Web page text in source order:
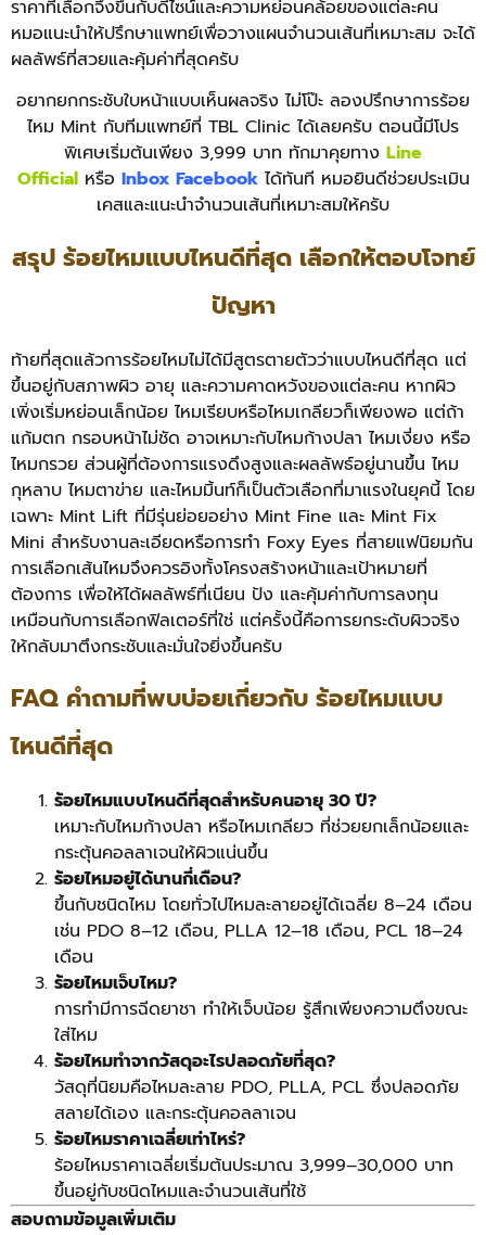
ราคาที่เลือกจึงขึ้นกับดีไซน์และความหย่อนคล้อยของแต่ละคน
หมอแนะนำให้ปรึกษาแพทย์เพื่อวางแผนจำนวนเส้นที่เหมาะสม จะได้
ผลลัพธ์ที่สวยและคุ้มค่าที่สุดครับ
อยากยกกระชับใบหน้าแบบเห็นผลจริง ไม่โป๊ะ ลองปรึกษาการร้อย
ไหม Mint กับทีมแพทย์ที่ TBL Clinic ได้เลยครับ ตอนนี้มีโปร
พิเศษเริ่มต้นเพียง 3,999 บาท ทักมาคุยทาง Line
Officialหรือ Inbox Facebookได้ทันที หมอยินดีช่วยประเมิน
เคสและแนะนำจำนวนเส้นที่เหมาะสมให้ครับ
สรุป ร้อยไหมแบบไหนดีที่สุด เลือกให้ตอบโจทย์
ปัญหา
ท้ายที่สุดแล้วการร้อยไหมไม่ได้มีสูตรตายตัวว่าแบบไหนดีที่สุด แต่
ขึ้นอยู่กับสภาพผิว อายุ และความคาดหวังของแต่ละคน หากผิว
เพิ่งเริ่มหย่อนเล็กน้อย ไหมเรียบหรือไหมเกลียวก็เพียงพอ แต่ถ้า
แก้มตก กรอบหน้าไม่ชัด อาจเหมาะกับไหมก้างปลา ไหมเงี่ยง หรือ
ไหมกรวย ส่วนผู้ที่ต้องการแรงดึงสูงและผลลัพธ์อยู่นานขึ้น ไหม
กุหลาบ ไหมตาข่าย และไหมมิ้นท์ก็เป็นตัวเลือกที่มาแรงในยุคนี้ โดย
เฉพาะ Mint Lift ที่มีรุ่นย่อยอย่าง Mint Fine และ Mint Fix
Mini สำหรับงานละเอียดหรือการทำ Foxy Eyes ที่สายแฟนิยมกัน
การเลือกเส้นไหมจึงควรอิงทั้งโครงสร้างหน้าและเป้าหมายที่
ต้องการ เพื่อให้ได้ผลลัพธ์ที่เนียน ปัง และคุ้มค่ากับการลงทุน
เหมือนกับการเลือกฟิลเตอร์ที่ใช่ แต่ครั้งนี้คือการยกระดับผิวจริง
ให้กลับมาตึงกระชับและมั่นใจยิ่งขึ้นครับ
FAQ คำถามที่พบบ่อยเกี่ยวกับ ร้อยไหมแบบ
ไหนดีที่สุด
ร้อยไหมแบบไหนดีที่สุดสำหรับคนอายุ 30 ปี?
เหมาะกับไหมก้างปลา หรือไหมเกลียว ที่ช่วยยกเล็กน้อยและ
กระตุ้นคอลลาเจนให้ผิวแน่นขึ้น
ร้อยไหมอยู่ได้นานกี่เดือน?
ขึ้นกับชนิดไหม โดยทั่วไปไหมละลายอยู่ได้เฉลี่ย 8–24 เดือน
เช่น PDO 8–12 เดือน, PLLA 12–18 เดือน, PCL 18–24
เดือน
ร้อยไหมเจ็บไหม?
การทำมีการฉีดยาชา ทำให้เจ็บน้อย รู้สึกเพียงความตึงขณะ
ใส่ไหม
ร้อยไหมทำจากวัสดุอะไรปลอดภัยที่สุด?
วัสดุที่นิยมคือไหมละลาย PDO, PLLA, PCL ซึ่งปลอดภัย
สลายได้เอง และกระตุ้นคอลลาเจน
ร้อยไหมราคาเฉลี่ยเท่าไหร่?
ร้อยไหมราคาเฉลี่ยเริ่มต้นประมาณ 3,999–30,000 บาท
ขึ้นอยู่กับชนิดไหมและจำนวนเส้นที่ใช้
สอบถามข้อมูลเพิ่มเติม